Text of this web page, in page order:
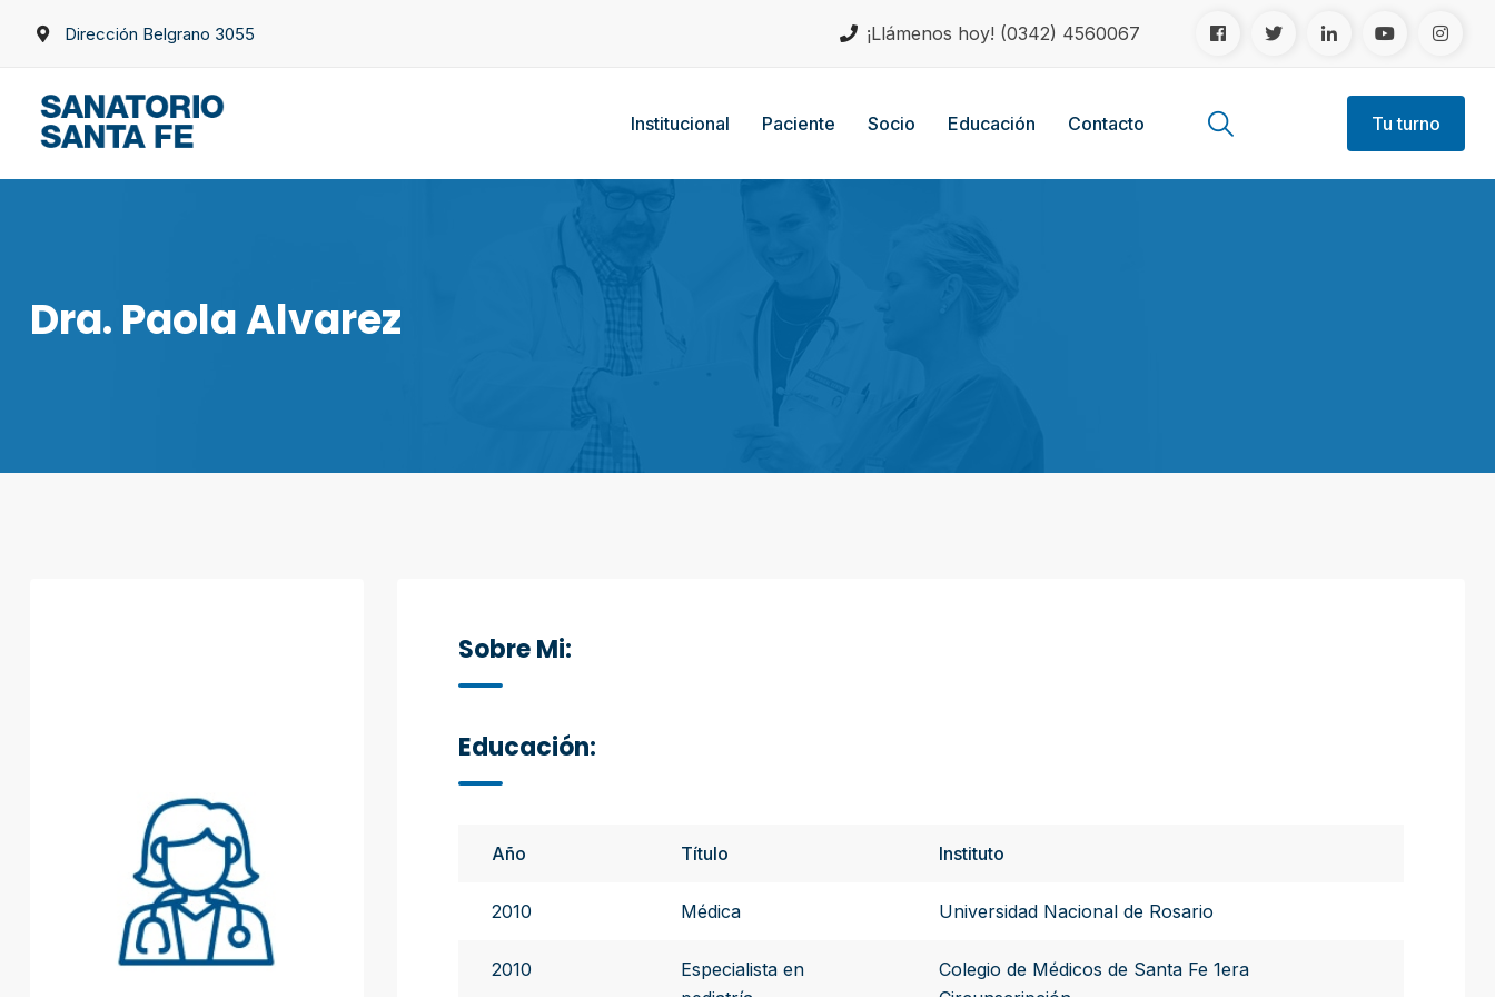
Dirección Belgrano 3055 ¡Llámenos hoy! (0342) 4560067
Institucional Paciente Socio Educación Contacto Tu turno
Dra. Paola Alvarez
Sobre Mi:
Educación:
Año Título Instituto
2010 Médica Universidad Nacional de Rosario
2010
Especialista en
Colegio de Médicos de Santa Fe 1era